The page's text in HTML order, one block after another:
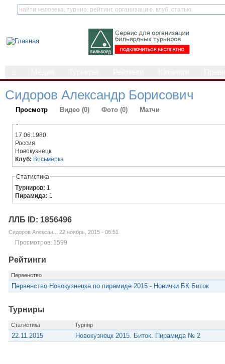
Сидоров Александр Борисович
Просмотр Видео (0) Фото (0) Матчи
-
17.06.1980
Россия
Новокузнецк
Клуб: Восьмёрка
Статистика
Турниров: 1
Пирамида: 1
ЛЛБ ID: 1856496
Сидоров Алексан... 22 ноябрь, 2015 - 06:51
Просмотров: 1599
Рейтинги
Первенство
Первенство Новокузнецка по пирамиде 2015 - Новички БК Биток
Турниры
Статистика Турнир
22.11.2015 Новокузнецк 2015. Биток. Пирамида № 2